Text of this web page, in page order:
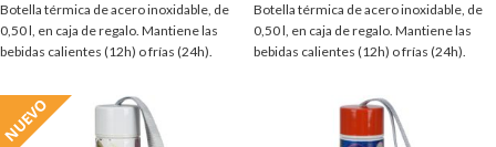
Botella térmica de acero inoxidable, de
0,50 l, en caja de regalo. Mantiene las
bebidas calientes (12h) o frías (24h).
Botella térmica de acero inoxidable, de
0,50 l, en caja de regalo. Mantiene las
bebidas calientes (12h) o frías (24h).
NUEVO